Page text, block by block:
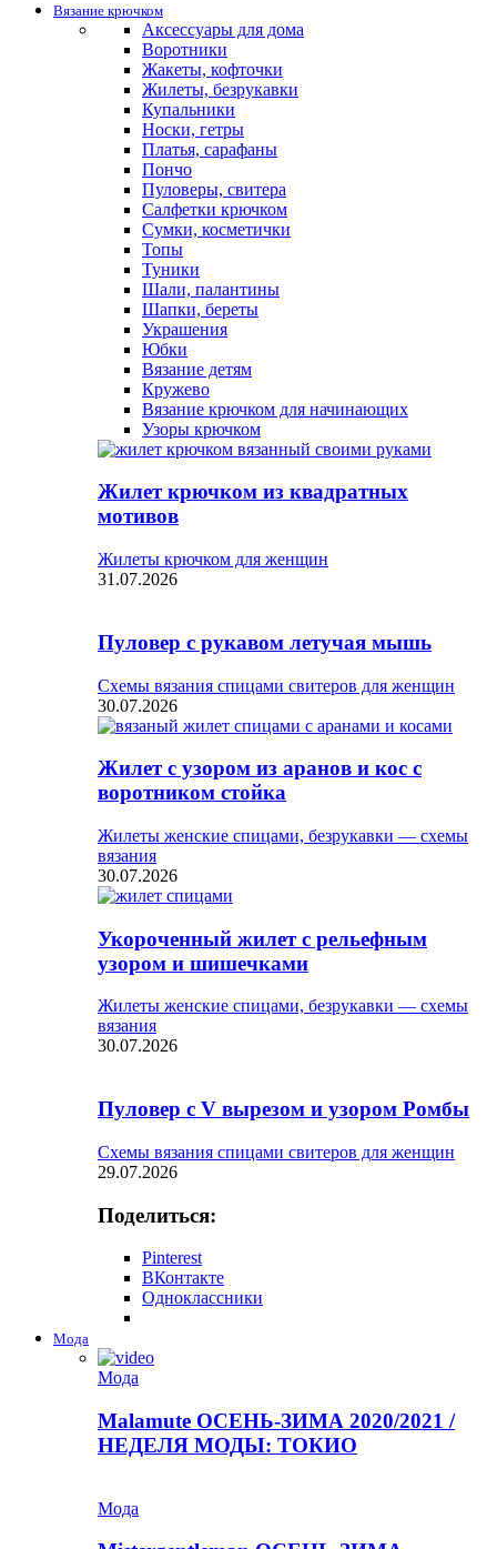
Вязание крючком
Аксессуары для дома
Воротники
Жакеты, кофточки
Жилеты, безрукавки
Купальники
Носки, гетры
Платья, сарафаны
Пончо
Пуловеры, свитера
Салфетки крючком
Сумки, косметички
Топы
Туники
Шали, палантины
Шапки, береты
Украшения
Юбки
Вязание детям
Кружево
Вязание крючком для начинающих
Узоры крючком
Жилет крючком из квадратных
мотивов
Жилеты крючком для женщин
31.07.2026
Пуловер с рукавом летучая мышь
Схемы вязания спицами свитеров для женщин
30.07.2026
Жилет с узором из аранов и кос с
воротником стойка
Жилеты женские спицами, безрукавки — схемы
вязания
30.07.2026
Укороченный жилет с рельефным
узором и шишечками
Жилеты женские спицами, безрукавки — схемы
вязания
30.07.2026
Пуловер с V вырезом и узором Ромбы
Схемы вязания спицами свитеров для женщин
29.07.2026
Поделиться:
Pinterest
ВКонтакте
Одноклассники
Мода
Мода
Malamute ОСЕНЬ-ЗИМА 2020/2021 /
НЕДЕЛЯ МОДЫ: ТОКИО
Мода